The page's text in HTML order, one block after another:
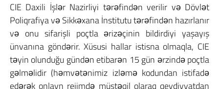
CIE Daxili İşlər Nazirliyi tərəfindən verilir və Dövlət
Poliqrafiya və Sikkəxana İnstitutu tərəfindən hazırlanır
və onu sifarişli poçtla ərizəçinin bildirdiyi yaşayış
ünvanına göndərir. Xüsusi hallar istisna olmaqla, CIE
təyin olunduğu gündən etibarən 15 gün ərzində poçtla
gəlməlidir (həmvətənimiz izləmə kodundan istifadə
edərək onlayn rejimdə müstəqil olaraq qeydiyyatdan